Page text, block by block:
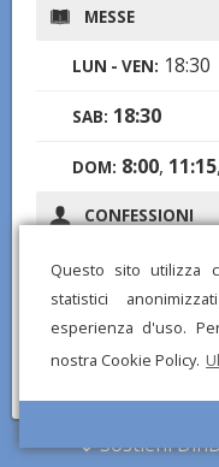
Questo sito utilizza
statistici
esperienza d'uso.
nostra Cookie Policy.
MESSE
LUN - VEN: 18:30
SAB: 18:30
DOM: 8:00, 11:15,
CONFESSIONI
SAB: 16:00-18:00
e ogni
giornata,
Hai notato
DinDonDan per inviare
Sostieni